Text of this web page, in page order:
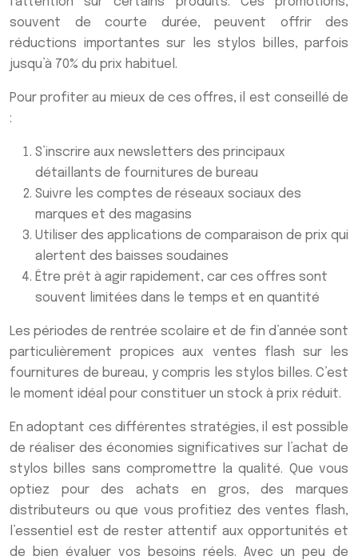
souvent de courte durée, peuvent offrir des
réductions importantes sur les stylos billes, parfois
jusqu’à 70% du prix habituel.
Pour profiter au mieux de ces offres, il est conseillé de
:
S’inscrire aux newsletters des principaux
détaillants de fournitures de bureau
Suivre les comptes de réseaux sociaux des
marques et des magasins
Utiliser des applications de comparaison de prix qui
alertent des baisses soudaines
Être prêt à agir rapidement, car ces offres sont
souvent limitées dans le temps et en quantité
Les périodes de rentrée scolaire et de fin d’année sont
particulièrement propices aux ventes flash sur les
fournitures de bureau, y compris les stylos billes. C’est
le moment idéal pour constituer un stock à prix réduit.
En adoptant ces différentes stratégies, il est possible
de réaliser des économies significatives sur l’achat de
stylos billes sans compromettre la qualité. Que vous
optiez pour des achats en gros, des marques
distributeurs ou que vous profitiez des ventes flash,
l’essentiel est de rester attentif aux opportunités et
de bien évaluer vos besoins réels. Avec un peu de